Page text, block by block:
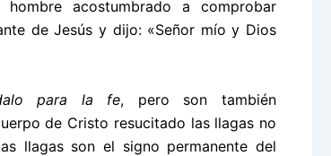
acostumbrado a comprobar
de Jesús y dijo: «Señor mío y Dios
para la fe, pero son también
de Cristo resucitado las llagas no
llagas son el signo permanente del